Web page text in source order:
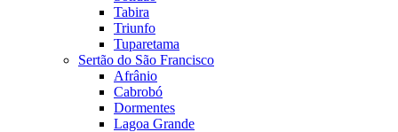
Tabira
Triunfo
Tuparetama
Sertão do São Francisco
Afrânio
Cabrobó
Dormentes
Lagoa Grande